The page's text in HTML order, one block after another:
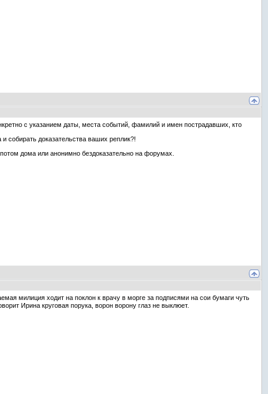
с указанием даты, места событий, фамилий и имен пострадавших, кто
собирать доказательства ваших реплик?!
дома или анонимно бездоказательно на форумах.
милиция ходит на поклон к врачу в морге за подписями на сои бумаги чуть
Ирина круговая порука, ворон ворону глаз не выклюет.